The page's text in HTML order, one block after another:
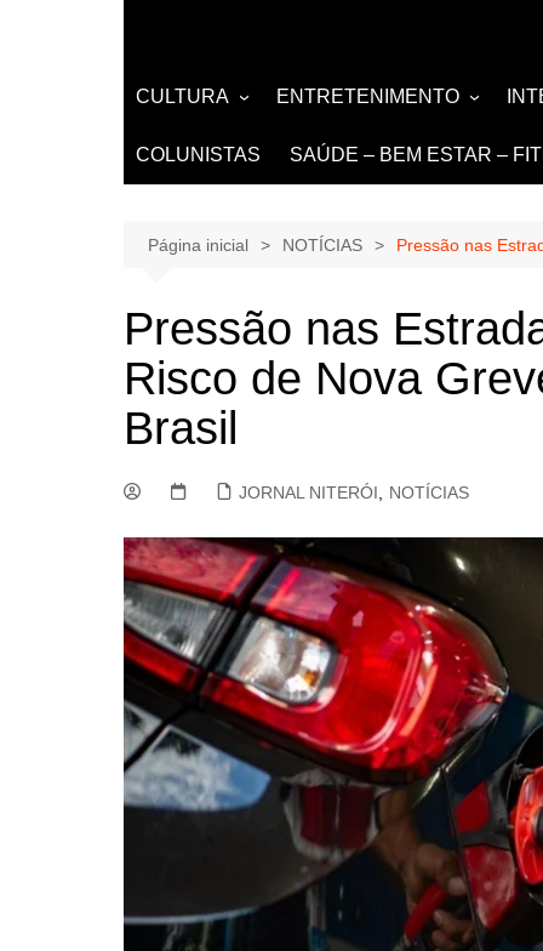
CULTURA
LITERATURA
LIVROS
INTERNET
ENTRETENIMENTO
MÚSICA
EVENTOS E SHOWS
COLUNISTAS SAÚDE – BEM ESTAR –
Página inicial NOTÍCIAS Pressão nas
Pressão nas
Risco de Nova
Brasil
JORNAL NITERÓI NOTÍCIAS